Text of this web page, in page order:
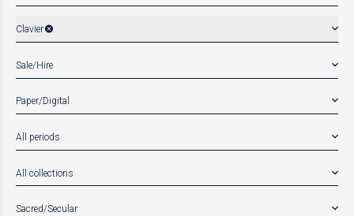
Clavier
Sale/Hire
Paper/Digital
All periods
All collections
Sacred/Secular